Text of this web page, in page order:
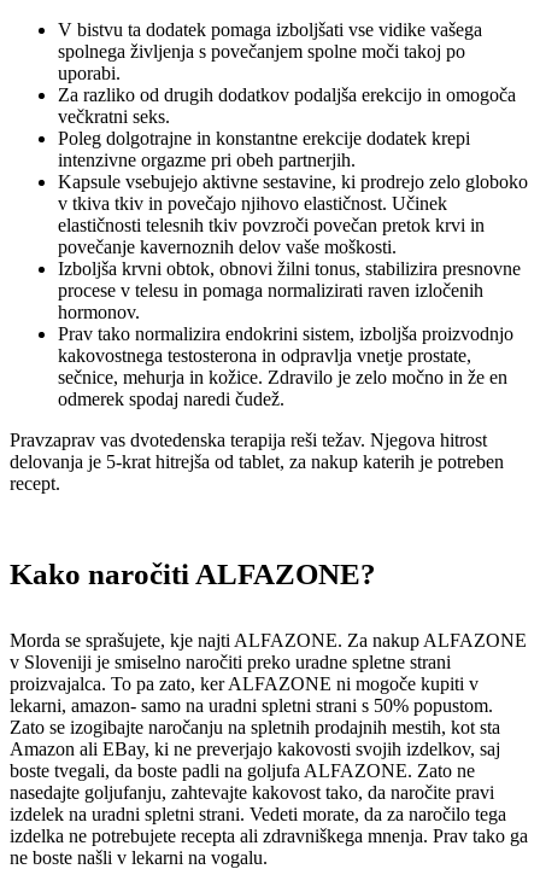
V bistvu ta dodatek pomaga izboljšati vse vidike vašega
spolnega življenja s povečanjem spolne moči takoj po
uporabi.
Za razliko od drugih dodatkov podaljša erekcijo in omogoča
večkratni seks.
Poleg dolgotrajne in konstantne erekcije dodatek krepi
intenzivne orgazme pri obeh partnerjih.
Kapsule vsebujejo aktivne sestavine, ki prodrejo zelo globoko
v tkiva tkiv in povečajo njihovo elastičnost. Učinek
elastičnosti telesnih tkiv povzroči povečan pretok krvi in ​​
povečanje kavernoznih delov vaše moškosti.
Izboljša krvni obtok, obnovi žilni tonus, stabilizira presnovne
procese v telesu in pomaga normalizirati raven izločenih
hormonov.
Prav tako normalizira endokrini sistem, izboljša proizvodnjo
kakovostnega testosterona in odpravlja vnetje prostate,
sečnice, mehurja in kožice. Zdravilo je zelo močno in že en
odmerek spodaj naredi čudež.
Pravzaprav vas dvotedenska terapija reši težav. Njegova hitrost
delovanja je 5-krat hitrejša od tablet, za nakup katerih je potreben
recept.
Kako naročiti ALFAZONE?
Morda se sprašujete, kje najti ALFAZONE. Za nakup ALFAZONE
v Sloveniji je smiselno naročiti preko uradne spletne strani
proizvajalca. To pa zato, ker ALFAZONE ni mogoče kupiti v
lekarni, amazon- samo na uradni spletni strani s 50% popustom.
Zato se izogibajte naročanju na spletnih prodajnih mestih, kot sta
Amazon ali EBay, ki ne preverjajo kakovosti svojih izdelkov, saj
boste tvegali, da boste padli na goljufa ALFAZONE. Zato ne
nasedajte goljufanju, zahtevajte kakovost tako, da naročite pravi
izdelek na uradni spletni strani. Vedeti morate, da za naročilo tega
izdelka ne potrebujete recepta ali zdravniškega mnenja. Prav tako ga
ne boste našli v lekarni na vogalu.